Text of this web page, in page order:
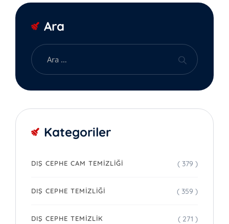
Ara
Kategoriler
DIŞ CEPHE CAM TEMIZLIĞI ( 379 )
DIŞ CEPHE TEMIZLIĞI ( 359 )
DIŞ CEPHE TEMIZLIK ( 271 )